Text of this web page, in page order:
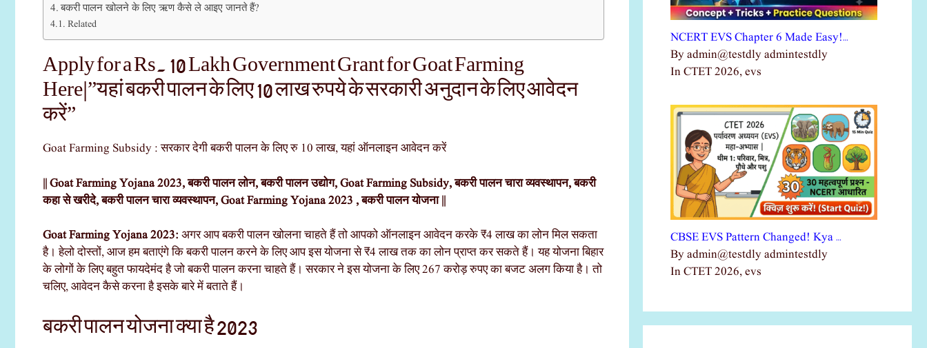
बकरी पालन खोलने के लिए ऋण कैसे ले आइए जानते हैं?
Related
Apply for a Rs. 10 Lakh Government Grant for Goat Farming
Here|”यहां बकरी पालन के लिए 10 लाख रुपये के सरकारी अनुदान के लिए आवेदन
करें”
Goat Farming Subsidy : सरकार देगी बकरी पालन के लिए रु 10 लाख, यहां ऑनलाइन आवेदन करें
|| Goat Farming Yojana 2023, बकरी पालन लोन, बकरी पालन उद्योग, Goat Farming Subsidy, बकरी पालन चारा व्यवस्थापन, बकरी
कहा से खरीदे, बकरी पालन चारा व्यवस्थापन, Goat Farming Yojana 2023 , बकरी पालन योजना ||
Goat Farming Yojana 2023: अगर आप बकरी पालन खोलना चाहते हैं तो आपको ऑनलाइन आवेदन करके ₹4 लाख का लोन मिल सकता
है। हेलो दोस्तों, आज हम बताएंगे कि बकरी पालन करने के लिए आप इस योजना से ₹4 लाख तक का लोन प्राप्त कर सकते हैं। यह योजना बिहार
के लोगों के लिए बहुत फायदेमंद है जो बकरी पालन करना चाहते हैं। सरकार ने इस योजना के लिए 267 करोड़ रुपए का बजट अलग किया है। तो
चलिए, आवेदन कैसे करना है इसके बारे में बताते हैं।
बकरी पालन योजना क्या है 2023
NCERT EVS Chapter 6 Made Easy!…
By admin@testdly admintestdly
In CTET 2026, evs
CBSE EVS Pattern Changed! Kya …
By admin@testdly admintestdly
In CTET 2026, evs